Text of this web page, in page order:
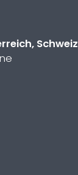
Schweiz